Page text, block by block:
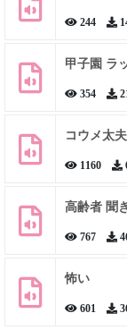
244
甲子園 ラ
354
コウメ太夫
1160
高齢者 聞
767
怖い
601